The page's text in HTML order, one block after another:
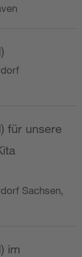
für unsere
Sachsen,
im